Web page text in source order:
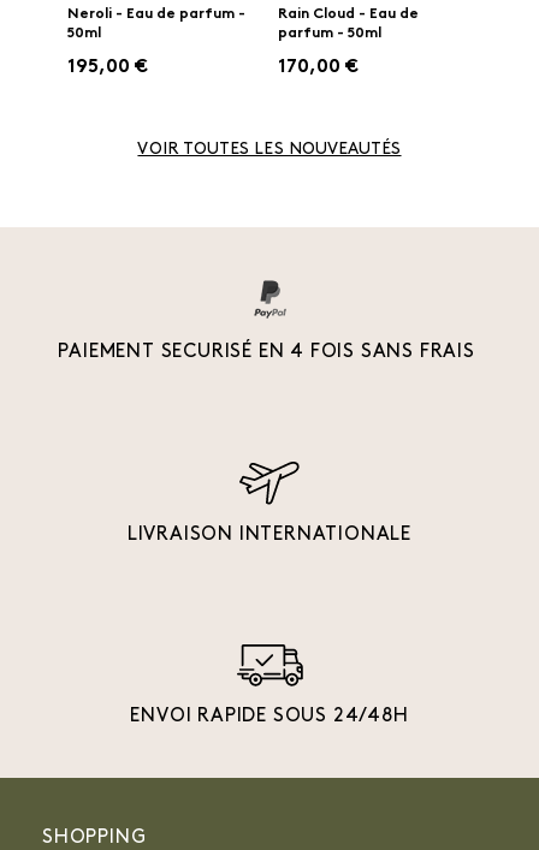
Neroli - Eau de parfum -
50ml
195,00 €
Rain Cloud - Eau de
parfum - 50ml
170,00 €
VOIR TOUTES LES NOUVEAUTÉS
PAIEMENT SECURISÉ EN 4 FOIS SANS FRAIS
LIVRAISON INTERNATIONALE
ENVOI RAPIDE SOUS 24/48H
SHOPPING